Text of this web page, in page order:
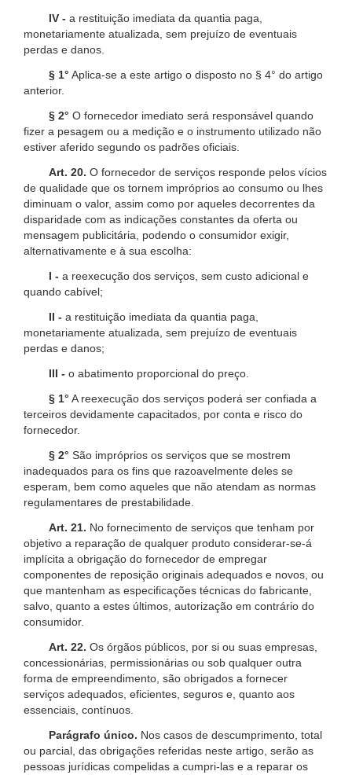
IV - a restituição imediata da quantia paga,
monetariamente atualizada, sem prejuízo de eventuais
perdas e danos.
§ 1° Aplica-se a este artigo o disposto no § 4° do artigo
anterior.
§ 2° O fornecedor imediato será responsável quando
fizer a pesagem ou a medição e o instrumento utilizado não
estiver aferido segundo os padrões oficiais.
Art. 20. O fornecedor de serviços responde pelos vícios
de qualidade que os tornem impróprios ao consumo ou lhes
diminuam o valor, assim como por aqueles decorrentes da
disparidade com as indicações constantes da oferta ou
mensagem publicitária, podendo o consumidor exigir,
alternativamente e à sua escolha:
I - a reexecução dos serviços, sem custo adicional e
quando cabível;
II - a restituição imediata da quantia paga,
monetariamente atualizada, sem prejuízo de eventuais
perdas e danos;
III - o abatimento proporcional do preço.
§ 1° A reexecução dos serviços poderá ser confiada a
terceiros devidamente capacitados, por conta e risco do
fornecedor.
§ 2° São impróprios os serviços que se mostrem
inadequados para os fins que razoavelmente deles se
esperam, bem como aqueles que não atendam as normas
regulamentares de prestabilidade.
Art. 21. No fornecimento de serviços que tenham por
objetivo a reparação de qualquer produto considerar-se-á
implícita a obrigação do fornecedor de empregar
componentes de reposição originais adequados e novos, ou
que mantenham as especificações técnicas do fabricante,
salvo, quanto a estes últimos, autorização em contrário do
consumidor.
Art. 22. Os órgãos públicos, por si ou suas empresas,
concessionárias, permissionárias ou sob qualquer outra
forma de empreendimento, são obrigados a fornecer
serviços adequados, eficientes, seguros e, quanto aos
essenciais, contínuos.
Parágrafo único. Nos casos de descumprimento, total
ou parcial, das obrigações referidas neste artigo, serão as
pessoas jurídicas compelidas a cumpri-las e a reparar os